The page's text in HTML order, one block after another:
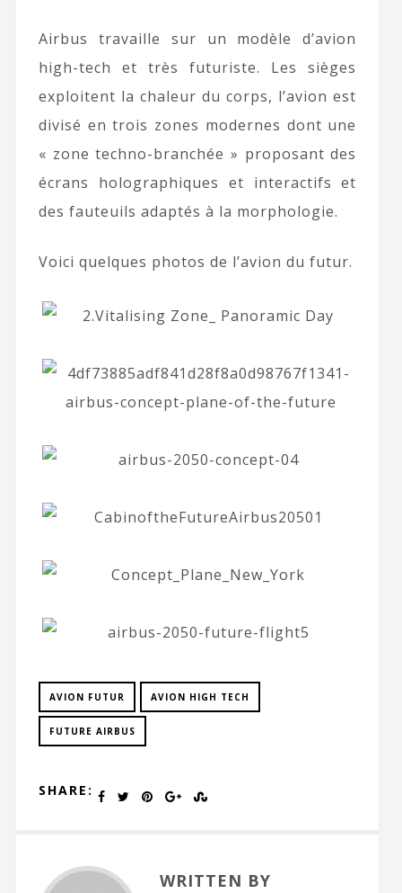
Airbus travaille sur un modèle d’avion
high-tech et très futuriste. Les sièges
exploitent la chaleur du corps, l’avion est
divisé en trois zones modernes dont une
« zone techno-branchée » proposant des
écrans holographiques et interactifs et
des fauteuils adaptés à la morphologie.
Voici quelques photos de l’avion du futur.
AVION FUTUR AVION HIGH TECH
FUTURE AIRBUS
SHARE:
WRITTEN BY